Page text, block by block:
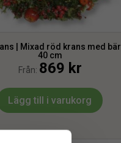
| Mixad röd krans med bär
40 cm
Från: 869 kr
Lägg till i varukorg